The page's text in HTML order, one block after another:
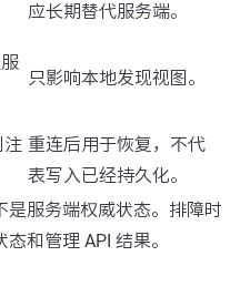
应长期替代服务端。
只影响本地发现视图。
注 重连后用于恢复，不代
表写入已经持久化。
服务端权威状态。排障时
和管理 API 结果。